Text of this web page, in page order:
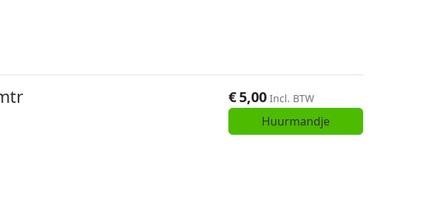
€5,00 Incl. BTW
Huurmandje